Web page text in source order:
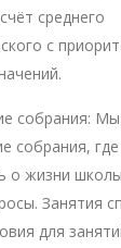
среднего
с
собрания:
собрания,
о жизни
Занятия
для